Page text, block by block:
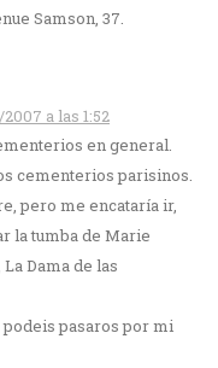
Samson, 37.
2007 a las 1:52
en general.
cementerios parisinos.
pero me encataría ir,
la tumba de Marie
Dama de las
pasaros por mi